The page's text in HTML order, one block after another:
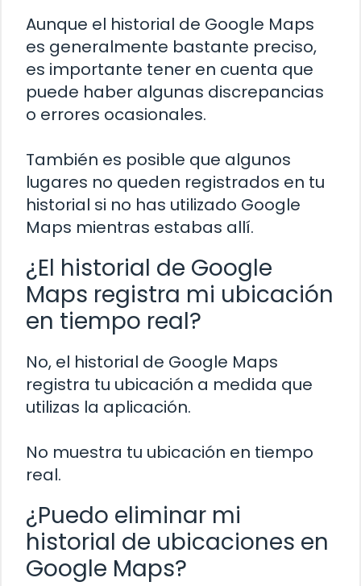
Aunque el historial de Google Maps
es generalmente bastante preciso,
es importante tener en cuenta que
puede haber algunas discrepancias
o errores ocasionales.
También es posible que algunos
lugares no queden registrados en tu
historial si no has utilizado Google
Maps mientras estabas allí.
¿El historial de Google
Maps registra mi ubicación
en tiempo real?
No, el historial de Google Maps
registra tu ubicación a medida que
utilizas la aplicación.
No muestra tu ubicación en tiempo
real.
¿Puedo eliminar mi
historial de ubicaciones en
Google Maps?